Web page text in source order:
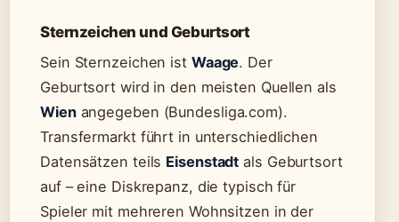
Sternzeichen und Geburtsort
Sein Sternzeichen ist Waage. Der
Geburtsort wird in den meisten Quellen als
Wienangegeben (Bundesliga.com).
Transfermarkt führt in unterschiedlichen
Datensätzen teils Eisenstadt als Geburtsort
auf – eine Diskrepanz, die typisch für
Spieler mit mehreren Wohnsitzen in der